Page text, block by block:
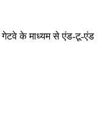
गेटवे के माध्यम से एंड-टू-एंड